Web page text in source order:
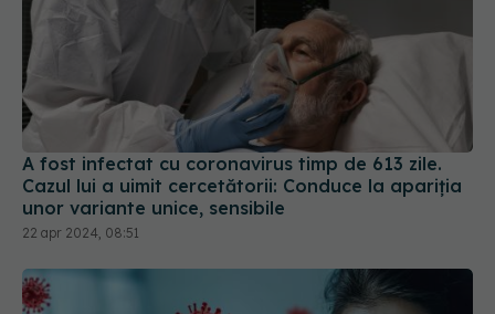
A fost infectat cu coronavirus timp de 613 zile.
Cazul lui a uimit cercetătorii: Conduce la apariția
unor variante unice, sensibile
22 apr 2024, 08:51